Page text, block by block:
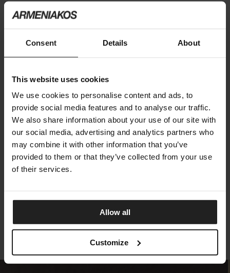
Consent Details About
This website uses cookies
We use cookies to personalise content and ads, to
provide social media features and to analyse our traffic.
We also share information about your use of our site with
our social media, advertising and analytics partners who
may combine it with other information that you’ve
provided to them or that they’ve collected from your use
of their services.
Allow all
Customize
ALLURE